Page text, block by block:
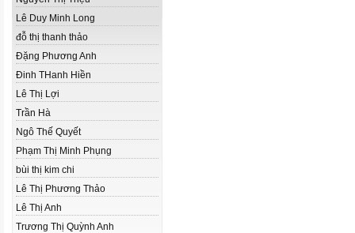
Lê Duy Minh Long
đỗ thị thanh thảo
Đặng Phương Anh
Đinh THanh Hiền
Lê Thị Lợi
Trần Hà
Ngô Thế Quyết
Phạm Thị Minh Phụng
bùi thị kim chi
Lê Thị Phương Thảo
Lê Thị Anh
Trương Thị Quỳnh Anh